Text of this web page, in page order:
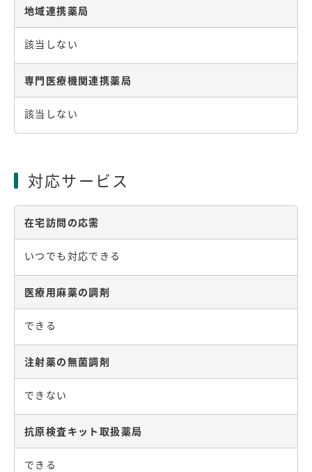
地域連携薬局
該当しない
専門医療機関連携薬局
該当しない
対応サービス
在宅訪問の応需
いつでも対応できる
医療用麻薬の調剤
できる
注射薬の無菌調剤
できない
抗原検査キット取扱薬局
できる